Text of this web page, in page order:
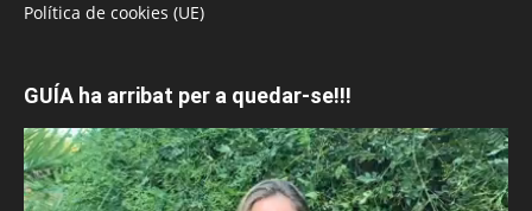
Política de cookies (UE)
GUÍA ha arribat per a quedar-se!!!
Reproductor
de
vídeo